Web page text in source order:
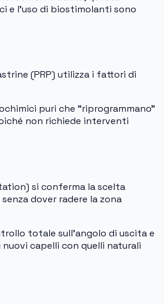
e l’uso di biostimolanti sono
(PRP) utilizza i fattori di
puri che “riprogrammano”
non richiede interventi
si conferma la scelta
dover radere la zona
totale sull’angolo di uscita e
capelli con quelli naturali